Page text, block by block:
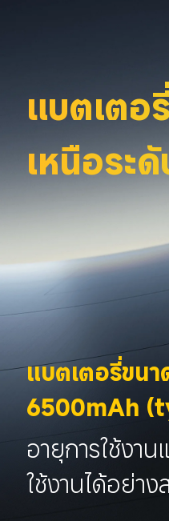
แบตเตอ
เหนือระ
แบตเตอรี่ขน
6500mAh
อายุการใช้งา
ใช้งานได้อย่าง